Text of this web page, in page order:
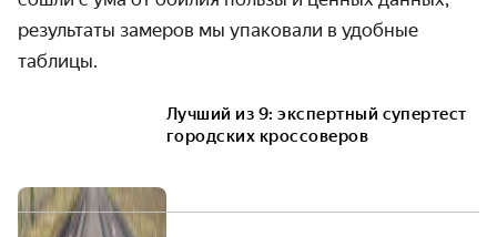
результаты замеров мы упаковали в удобные
таблицы.
Лучший из 9: экспертный супертест
городских кроссоверов